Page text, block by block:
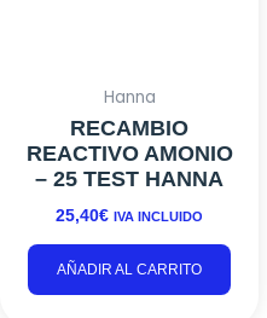
Hanna
RECAMBIO
REACTIVO AMONIO
– 25 TEST HANNA
25,40€ IVA INCLUIDO
AÑADIR AL CARRITO